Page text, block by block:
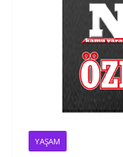
YAŞAM